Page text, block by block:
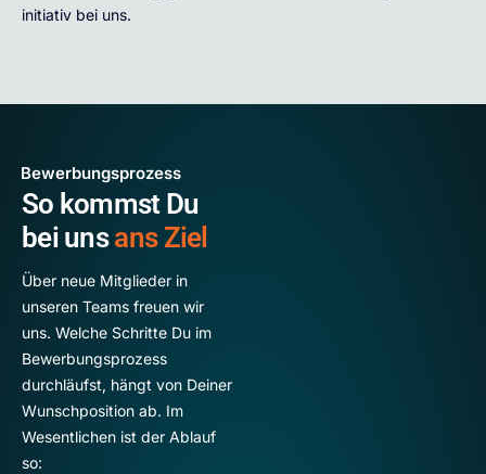
initiativ bei uns.
Bewerbungsprozess
So kommst Du
bei unsans Ziel
Über neue Mitglieder in
unseren Teams freuen wir
uns. Welche Schritte Du im
Bewerbungsprozess
durchläufst, hängt von Deiner
Wunschposition ab. Im
Wesentlichen ist der Ablauf
so: